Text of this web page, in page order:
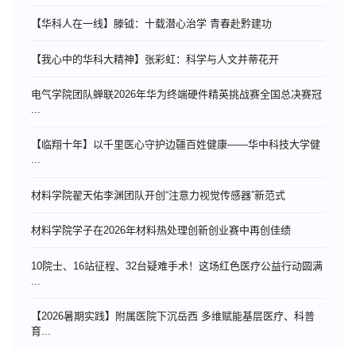
【华科人在一线】滕钺：十载潜心治学 青春赴黔建功
【我心中的华科大精神】张彩虹：科学与人文并蒂花开
电气学院团队蝉联2026年华为终端硬件精英挑战赛全国总决赛冠
...
【临翔十年】以千里医心守护边疆百姓健康——华中科技大学健
...
材料学院翟天佑李渊团队开创“注意力视觉传感器”新范式
材料学院学子在2026年材料热处理创新创业赛中再创佳绩
10院士、16站征程、32台疑难手术！这场红色医疗公益行动圆满
【2026暑期实践】附属医院下沉岳西 多维赋能基层医疗、科普
育...